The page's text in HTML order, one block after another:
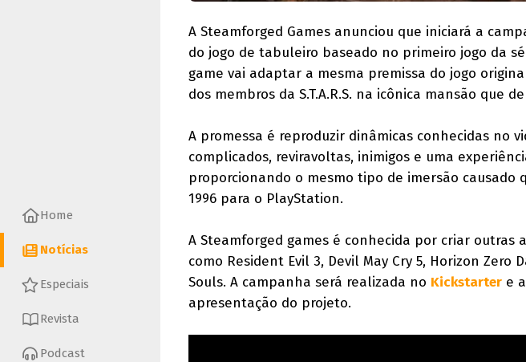
Home
Notícias
Especiais
Revista
Podcast
A Steamforged Games anunciou que iniciará a
do jogo de tabuleiro baseado no primeiro jogo da
game vai adaptar a mesma premissa do jogo
dos membros da S.T.A.R.S. na icônica mansão que
A promessa é reproduzir dinâmicas conhecidas no
complicados, reviravoltas, inimigos e uma
proporcionando o mesmo tipo de imersão causado
1996 para o PlayStation.
A Steamforged games é conhecida por criar outras
como Resident Evil 3, Devil May Cry 5, Horizon Zero
Souls. A campanha será realizada no Kickstarter e
apresentação do projeto.